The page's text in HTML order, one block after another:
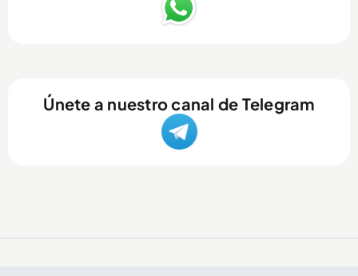
Únete a nuestro canal de Telegram